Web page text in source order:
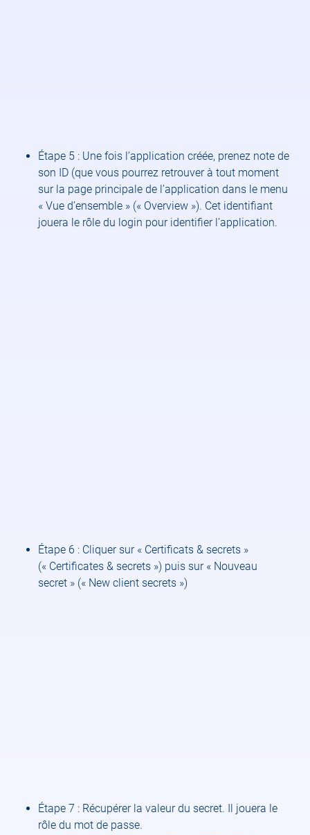
Étape 5 : Une fois l’application créée, prenez note de
son ID (que vous pourrez retrouver à tout moment
sur la page principale de l’application dans le menu
« Vue d’ensemble » (« Overview »). Cet identifiant
jouera le rôle du login pour identifier l’application.
Étape 6 : Cliquer sur « Certificats & secrets »
(« Certificates & secrets ») puis sur « Nouveau
secret » (« New client secrets »)
Étape 7 : Récupérer la valeur du secret. Il jouera le
rôle du mot de passe.